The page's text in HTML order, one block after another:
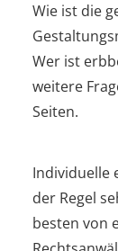
Wie ist die
Wer ist
weitere
Seiten.
Individuelle
der Regel
besten von